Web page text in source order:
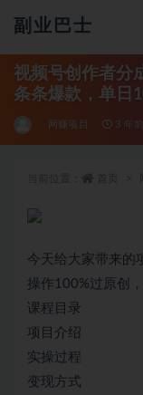
副业巴士
视频号创作者分
条条爆款，单日
网赚项目 3 年前
今天给大家带来的
操作100%过原创
课程目录
项目介绍
实操过程
变现方式